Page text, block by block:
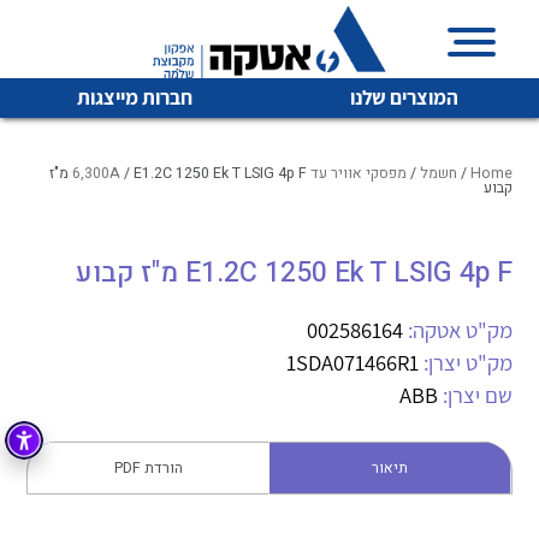
המוצרים שלנו חברות מייצגות
איכות | שרות | זמינות
והפצה של מוצרי
מיתוג, בקרה , ואינסטלציה חשמלית ופעילה ב7 תחומים:
חשמל מיתוג ואינסטלציה חשמלית
בקרה
זיווד
לכל מוצרי היצרן לכל מוצרי היצרן
לכל מוצרי היצרן לכל מוצרי היצרן
Home
/ חשמל / מפסקי אוויר עד 6,300A / E1.2C 1250 Ek T LSIG 4p F מ"ז
קבוע
E1.2C 1250 Ek T LSIG 4p F מ"ז קבוע
מק"ט אטקה: 002586164
מק"ט יצרן: 1SDA071466R1
שם יצרן: ABB
תיאור הורדת PDF